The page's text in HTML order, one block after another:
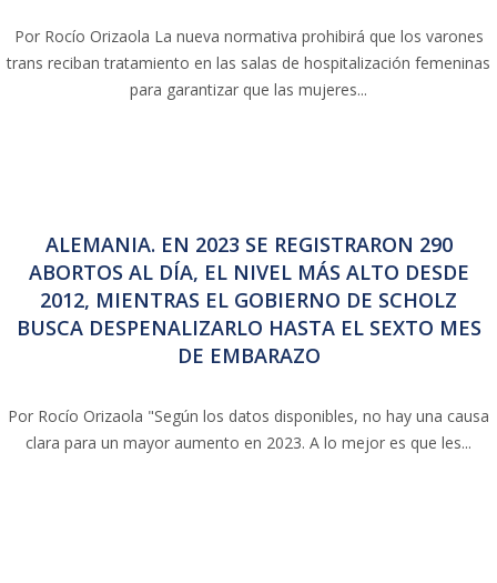
Por Rocío Orizaola La nueva normativa prohibirá que los varones
trans reciban tratamiento en las salas de hospitalización femeninas
para garantizar que las mujeres...
ALEMANIA. EN 2023 SE REGISTRARON 290
ABORTOS AL DÍA, EL NIVEL MÁS ALTO DESDE
2012, MIENTRAS EL GOBIERNO DE SCHOLZ
BUSCA DESPENALIZARLO HASTA EL SEXTO MES
DE EMBARAZO
Por Rocío Orizaola "Según los datos disponibles, no hay una causa
clara para un mayor aumento en 2023. A lo mejor es que les...